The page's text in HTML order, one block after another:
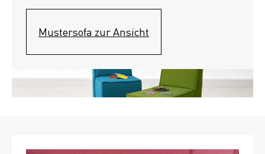
Mustersofa zur Ansicht